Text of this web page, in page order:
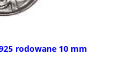
rodowane 10 mm